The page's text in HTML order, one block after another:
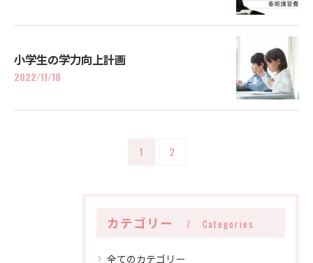
小学生の学力向上計画
2022/11/18
1 2
カテゴリー Categories
全てのカテゴリー